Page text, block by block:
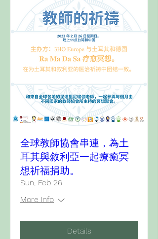
全球教師協會串連，為土
耳其與敘利亞一起療癒冥
想祈福捐助。
Sun, Feb 26
More info
Details